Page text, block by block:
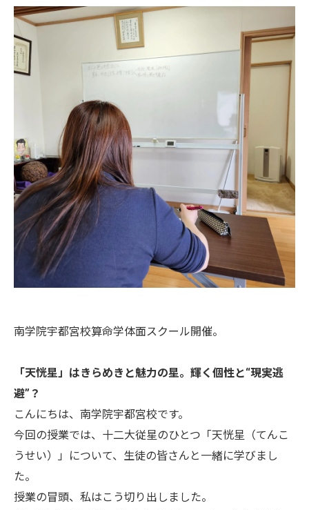
南学院宇都宮校算命学体面スクール開催。
「天恍星」はきらめきと魅力の星。輝く個性と“現実逃
避”？
こんにちは、南学院宇都宮校です。
今回の授業では、十二大従星のひとつ「天恍星（てんこ
うせい）」について、生徒の皆さんと一緒に学びまし
た。
授業の冒頭、私はこう切り出しました。